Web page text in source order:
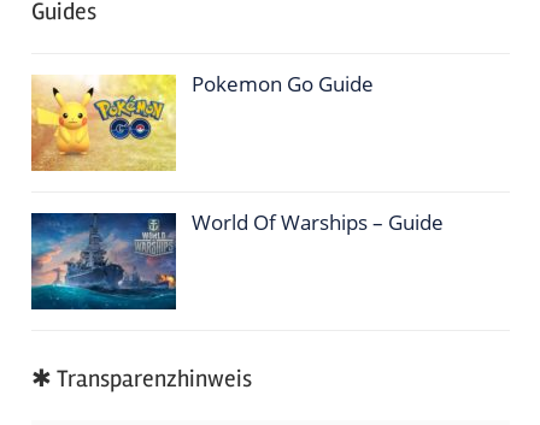
Guides
Pokemon Go Guide
World Of Warships – Guide
✱ Transparenzhinweis